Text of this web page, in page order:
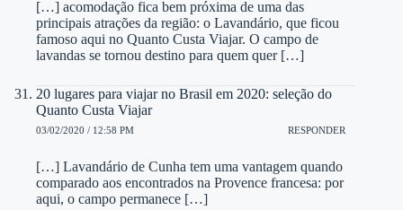
[…] acomodação fica bem próxima de uma das
principais atrações da região: o Lavandário, que ficou
famoso aqui no Quanto Custa Viajar. O campo de
lavandas se tornou destino para quem quer […]
20 lugares para viajar no Brasil em 2020: seleção do
Quanto Custa Viajar
03/02/2020 / 12:58 PM RESPONDER
[…] Lavandário de Cunha tem uma vantagem quando
comparado aos encontrados na Provence francesa: por
aqui, o campo permanece […]